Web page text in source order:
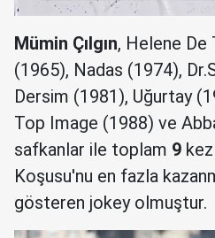
Mümin Çılgın, Helene De
(1965), Nadas (1974),
Dersim (1981), Uğurtay
Top Image (1988) ve
safkanlar ile toplam 9
Koşusu'nu en fazla
gösteren jokey olmuştur.